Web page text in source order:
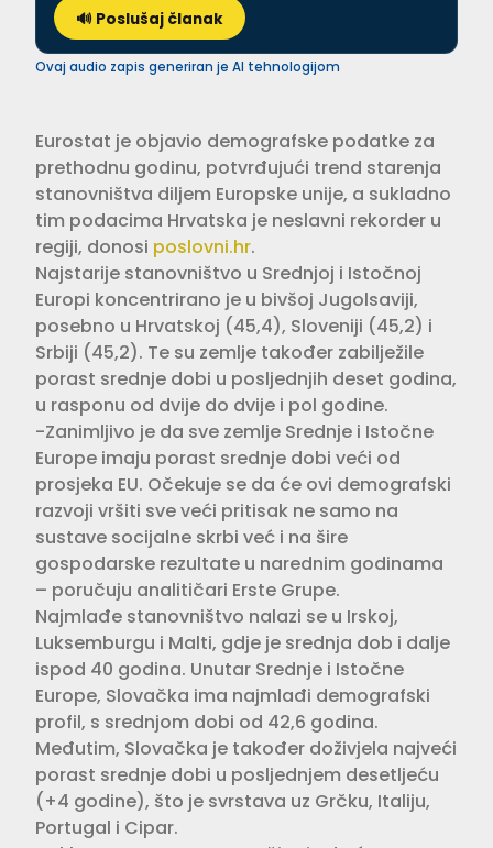
🔊 Poslušaj članak
Ovaj audio zapis generiran je AI tehnologijom
Eurostat je objavio demografske podatke za
prethodnu godinu, potvrđujući trend starenja
stanovništva diljem Europske unije, a sukladno
tim podacima Hrvatska je neslavni rekorder u
regiji, donosi poslovni.hr.
Najstarije stanovništvo u Srednjoj i Istočnoj
Europi koncentrirano je u bivšoj Jugolsaviji,
posebno u Hrvatskoj (45,4), Sloveniji (45,2) i
Srbiji (45,2). Te su zemlje također zabilježile
porast srednje dobi u posljednjih deset godina,
u rasponu od dvije do dvije i pol godine.
-Zanimljivo je da sve zemlje Srednje i Istočne
Europe imaju porast srednje dobi veći od
prosjeka EU. Očekuje se da će ovi demografski
razvoji vršiti sve veći pritisak ne samo na
sustave socijalne skrbi već i na šire
gospodarske rezultate u narednim godinama
– poručuju analitičari Erste Grupe.
Najmlađe stanovništvo nalazi se u Irskoj,
Luksemburgu i Malti, gdje je srednja dob i dalje
ispod 40 godina. Unutar Srednje i Istočne
Europe, Slovačka ima najmlađi demografski
profil, s srednjom dobi od 42,6 godina.
Međutim, Slovačka je također doživjela najveći
porast srednje dobi u posljednjem desetljeću
(+4 godine), što je svrstava uz Grčku, Italiju,
Portugal i Cipar.